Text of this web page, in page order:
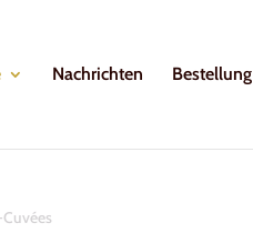
Nachrichten Bestellung